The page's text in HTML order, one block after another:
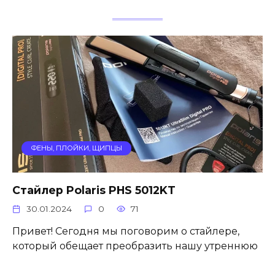
ФЕНЫ, ПЛОЙКИ, ЩИПЦЫ
Стайлер Polaris PHS 5012KT
30.01.2024 0 71
Привет! Сегодня мы поговорим о стайлере,
который обещает преобразить нашу утреннюю